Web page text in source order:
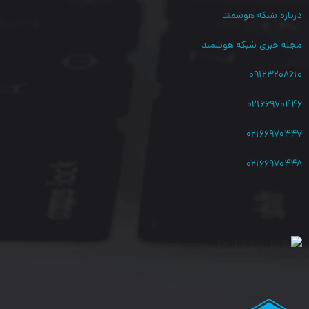
از ویژگی های دیگر این محصول می توان به کیفیت ساخت بالا و نصب
سریع و آسان آن اشاره کرد.
درباره شبکه هوشمند
مجله خبری شبکه هوشمند
۰۹۱۲۳۲۰۸۶۱۰
۰۲۱۶۶۹۷۰۴۴۶
۰۲۱۶۶۹۷۰۴۴۷
۰۲۱۶۶۹۷۰۴۴۸